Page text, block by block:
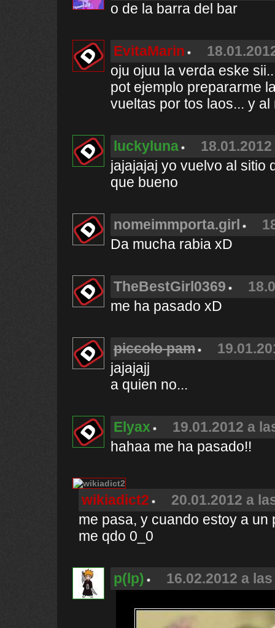
o de la barra del bar
EvitaMarin
oju ojuu la verda eske
pot ejemplo prepararme
vueltas por tos laos... y
luckyluna
jajajajaj yo vuelvo al sitio
que bueno
nomeimmporta.girl
Da mucha rabia xD
TheBestGirl0369
me ha pasado xD
piccolo pam
jajajajj
a quien no...
Elyax
19.01.2012 a
hahaa me ha pasado!!
wikiadict2
20.01.2012 a
me pasa, y cuando estoy a
me qdo 0_0
p(lp) 16.02.2012 a